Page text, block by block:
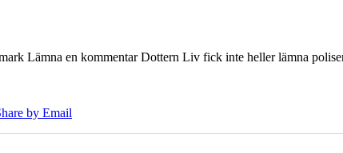
Lämna en kommentar Dottern Liv fick inte heller lämna
by Email